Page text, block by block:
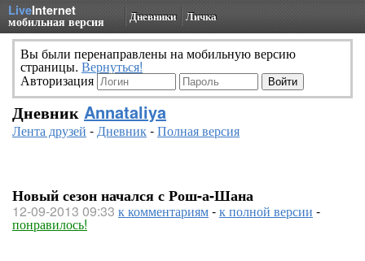
LiveInternet
мобильная версия Дневники Личка
Вы были перенаправлены на мобильную версию
страницы. Вернуться!
Авторизация
Дневник Annataliya
Лента друзей -Дневник-Полная версия
Новый сезон начался с Рош-а-Шана
12-09-2013 09:33 к комментариям-к полной версии -
понравилось!